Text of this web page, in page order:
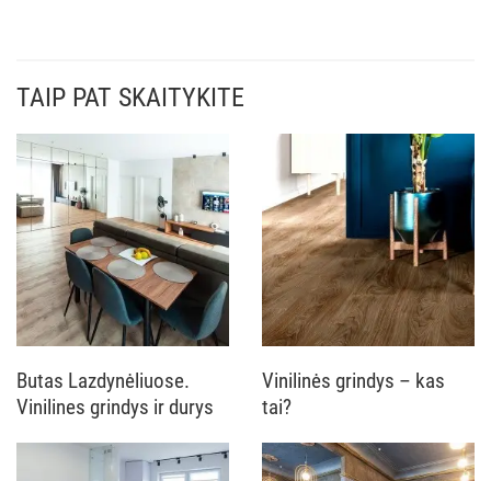
TAIP PAT SKAITYKITE
Butas Lazdynėliuose.
Vinilines grindys ir durys
Vinilinės grindys – kas
tai?